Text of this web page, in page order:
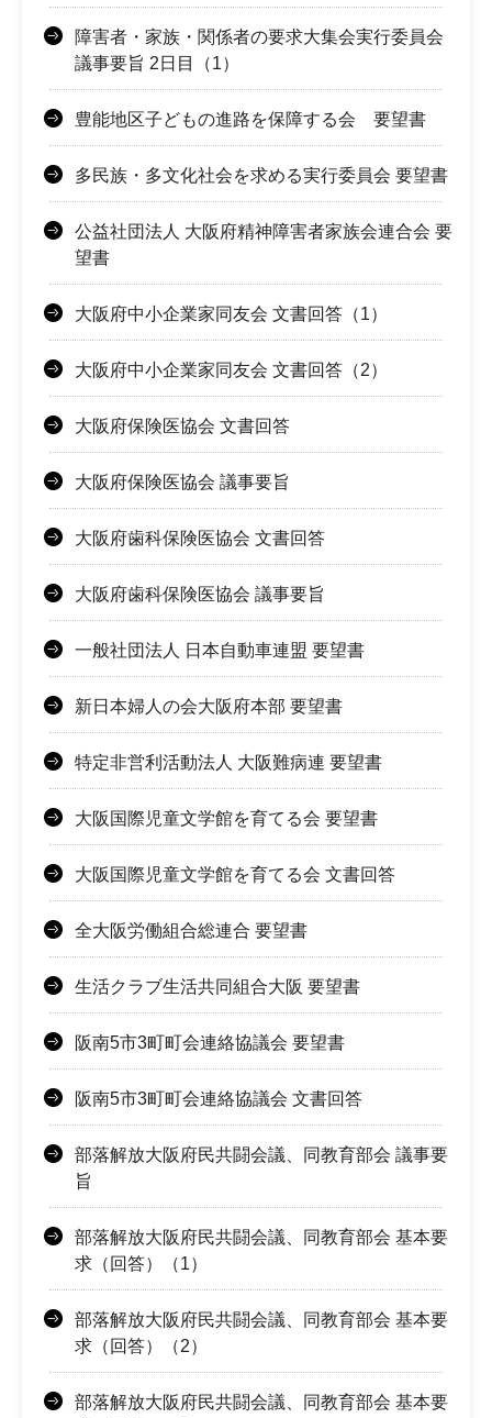
障害者・家族・関係者の要求大集会実行委員会
議事要旨 2日目（1）
豊能地区子どもの進路を保障する会 要望書
多民族・多文化社会を求める実行委員会 要望書
公益社団法人 大阪府精神障害者家族会連合会 要
望書
大阪府中小企業家同友会 文書回答（1）
大阪府中小企業家同友会 文書回答（2）
大阪府保険医協会 文書回答
大阪府保険医協会 議事要旨
大阪府歯科保険医協会 文書回答
大阪府歯科保険医協会 議事要旨
一般社団法人 日本自動車連盟 要望書
新日本婦人の会大阪府本部 要望書
特定非営利活動法人 大阪難病連 要望書
大阪国際児童文学館を育てる会 要望書
大阪国際児童文学館を育てる会 文書回答
全大阪労働組合総連合 要望書
生活クラブ生活共同組合大阪 要望書
阪南5市3町町会連絡協議会 要望書
阪南5市3町町会連絡協議会 文書回答
部落解放大阪府民共闘会議、同教育部会 議事要
旨
部落解放大阪府民共闘会議、同教育部会 基本要
求（回答）（1）
部落解放大阪府民共闘会議、同教育部会 基本要
求（回答）（2）
部落解放大阪府民共闘会議、同教育部会 基本要